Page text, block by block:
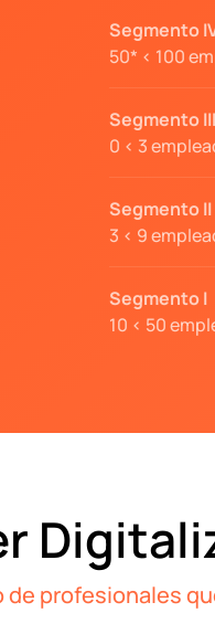
Segmento
50* < 100
Segmento III
0 < 3
Segmento II
3 < 9
Segmento I
10 < 50
profesionales